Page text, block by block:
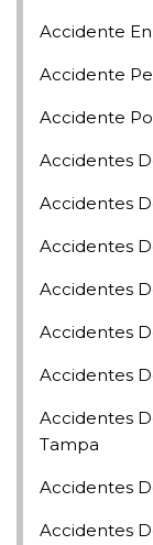
Accidente
Accidente
Accidente
Accidentes
Accidentes
Accidentes
Accidentes
Accidentes
Accidentes
Accidentes
Tampa
Accidentes
Accidentes